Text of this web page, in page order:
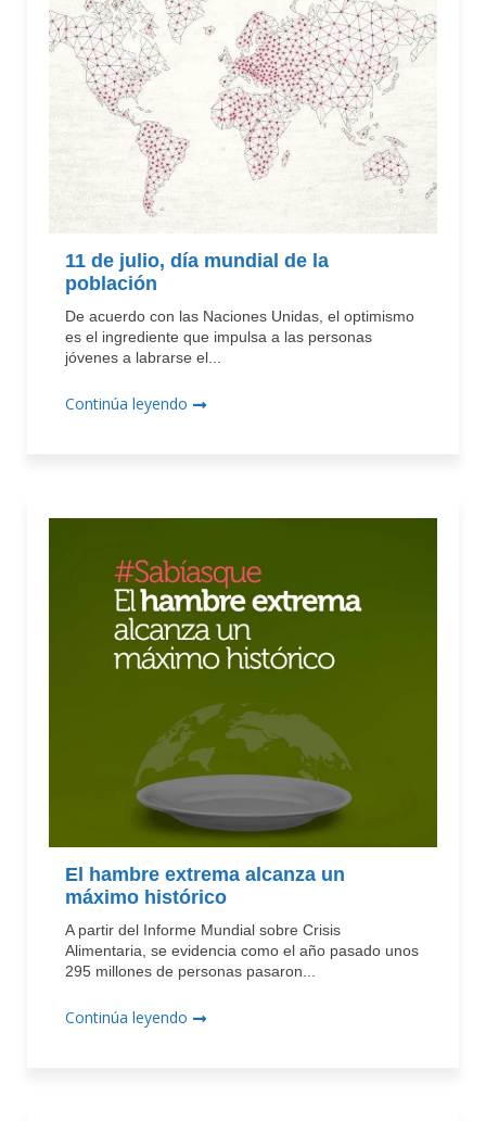
11 de julio, día mundial de la
población
De acuerdo con las Naciones Unidas, el optimismo
es el ingrediente que impulsa a las personas
jóvenes a labrarse el...
Continúa leyendo
El hambre extrema alcanza un
máximo histórico
A partir del Informe Mundial sobre Crisis
Alimentaria, se evidencia como el año pasado unos
295 millones de personas pasaron...
Continúa leyendo